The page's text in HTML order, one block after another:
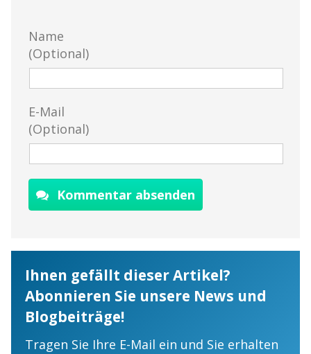
Name
(Optional)
E-Mail
(Optional)
Kommentar absenden
Ihnen gefällt dieser Artikel?
Abonnieren Sie unsere News und
Blogbeiträge!
Tragen Sie Ihre E-Mail ein und Sie erhalten